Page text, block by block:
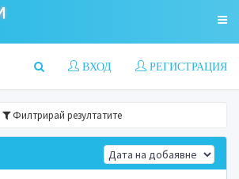
РЕГИСТРАЦИЯ
ВХОД
Филтрирай резултатите